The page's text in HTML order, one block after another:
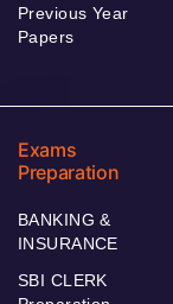
Previous Year
Papers
Exams
Preparation
BANKING &
INSURANCE
SBI CLERK